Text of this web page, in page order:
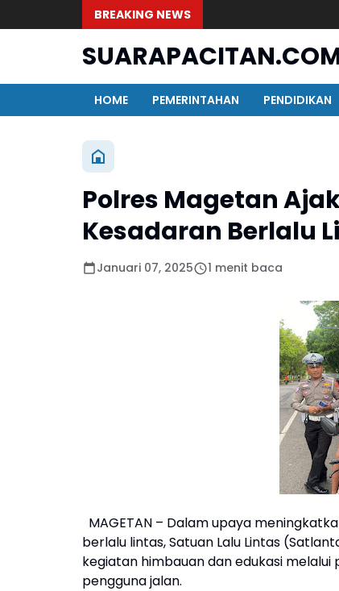
BREAKING NEWS
HOME
PEMERINTAHAN PENDIDIKAN
Polres Magetan
Kesadaran Berlalu
Januari 07, 2025 1 menit baca
MAGETAN – Dalam upaya
berlalu lintas, Satuan Lalu Lintas
kegiatan himbauan dan edukasi
pengguna jalan.